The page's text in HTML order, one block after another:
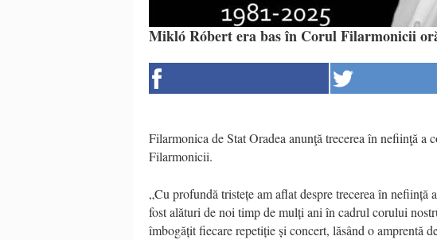
Mikló Róbert era bas în Corul Filarmonicii
Filarmonica de Stat Oradea anunţă trecerea în nefiinţă
Filarmonicii.
„Cu profundă tristețe am aflat despre trecerea în
fost alături de noi timp de mulți ani în cadrul corului
îmbogățit fiecare repetiție și concert, lăsând o amprentă